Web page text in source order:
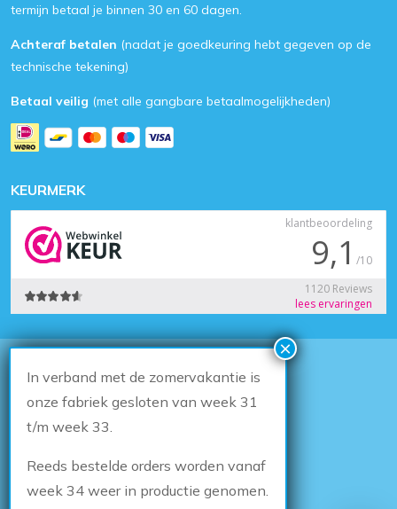
termijn betaal je binnen 30 en 60 dagen.
Achteraf betalen (nadat je goedkeuring hebt gegeven op de
technische tekening)
Betaal veilig (met alle gangbare betaalmogelijkheden)
KEURMERK
© 2026Houten Kozijn Online
Algemene voorwaarden
Herroepingsrecht
Privacybeleid
Sitemap
Cookiebeleid
In verband met de zomervakantie is
onze fabriek gesloten van week 31
t/m week 33.
Reeds bestelde orders worden vanaf
week 34 weer in productie genomen.